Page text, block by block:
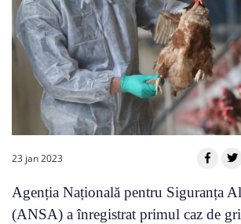
23 jan 2023
Agenția Națională pentru Siguranța
(ANSA) a înregistrat primul caz de